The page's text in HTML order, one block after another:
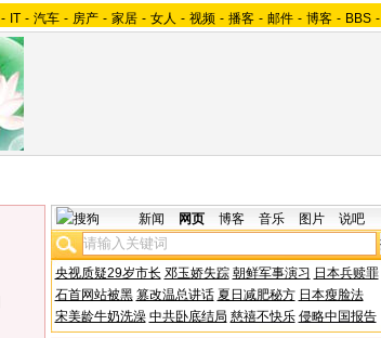
- IT - 汽车 - 房产 - 家居 - 女人 - 视频 - 播客 - 邮件 - 博客 - BBS -
新闻 网页 博客 音乐 图片 说吧
央视质疑29岁市长 邓玉娇失踪 朝鲜军事演习 日本兵赎罪
石首网站被黑 篡改温总讲话 夏日减肥秘方 日本瘦脸法
宋美龄牛奶洗澡 中共卧底结局 慈禧不快乐 侵略中国报告